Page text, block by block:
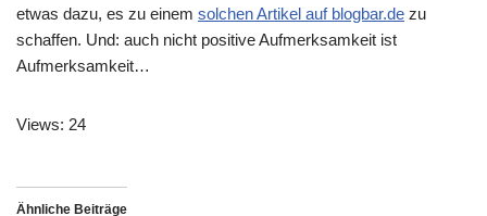
etwas dazu, es zu einem solchen Artikel auf blogbar.de zu
schaffen. Und: auch nicht positive Aufmerksamkeit ist
Aufmerksamkeit…
Views: 24
Ähnliche Beiträge